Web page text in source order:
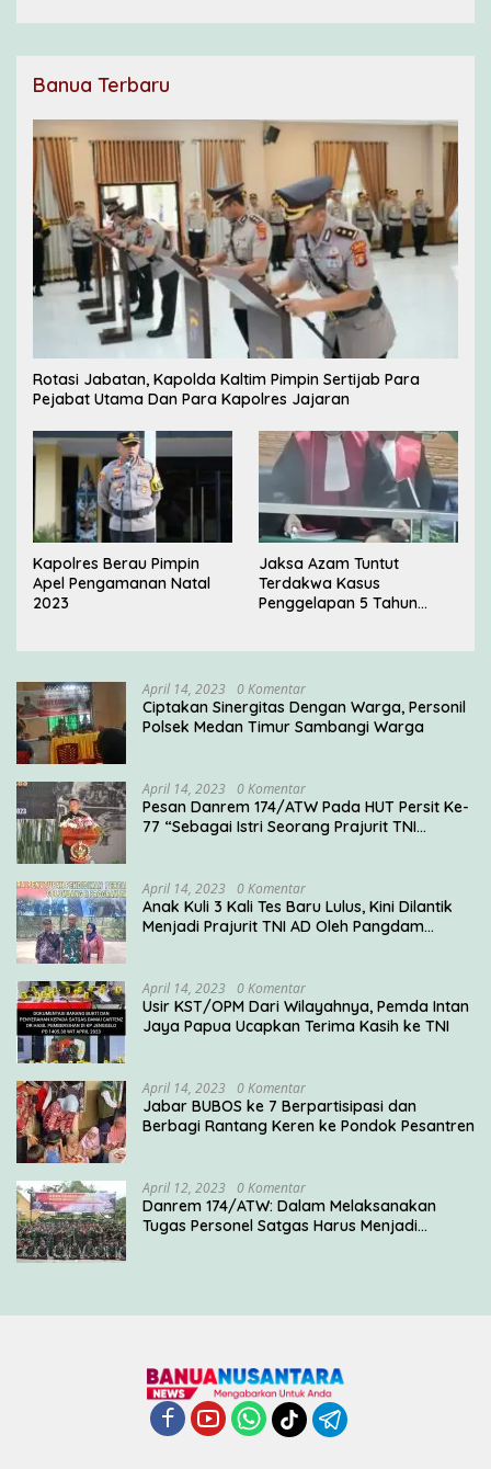
Banua Terbaru
Rotasi Jabatan, Kapolda Kaltim Pimpin Sertijab Para
Pejabat Utama Dan Para Kapolres Jajaran
Kapolres Berau Pimpin
Apel Pengamanan Natal
2023
Jaksa Azam Tuntut
Terdakwa Kasus
Penggelapan 5 Tahun
April 14, 2023 0 Komentar
Ciptakan Sinergitas Dengan Warga, Personil
Polsek Medan Timur Sambangi Warga
April 14, 2023 0 Komentar
Pesan Danrem 174/ATW Pada HUT Persit Ke-
77 “Sebagai Istri Seorang Prajurit TNI
April 14, 2023 0 Komentar
Anak Kuli 3 Kali Tes Baru Lulus, Kini Dilantik
Menjadi Prajurit TNI AD Oleh Pangdam
April 14, 2023 0 Komentar
Usir KST/OPM Dari Wilayahnya, Pemda Intan
Jaya Papua Ucapkan Terima Kasih ke TNI
April 14, 2023 0 Komentar
Jabar BUBOS ke 7 Berpartisipasi dan
Berbagi Rantang Keren ke Pondok Pesantren
April 12, 2023 0 Komentar
Danrem 174/ATW: Dalam Melaksanakan
Tugas Personel Satgas Harus Menjadi